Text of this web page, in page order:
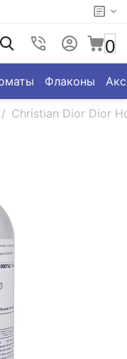
0
Флаконы
/ Christian Dior Dior